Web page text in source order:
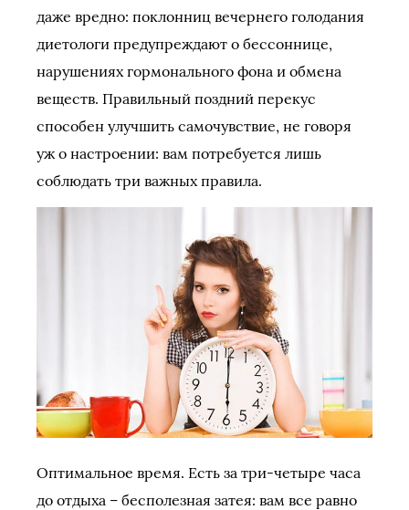
даже вредно: поклонниц вечернего голодания
диетологи предупреждают о бессоннице,
нарушениях гормонального фона и обмена
веществ. Правильный поздний перекус
способен улучшить самочувствие, не говоря
уж о настроении: вам потребуется лишь
соблюдать три важных правила.
Оптимальное время. Есть за три-четыре часа
до отдыха – бесполезная затея: вам все равно